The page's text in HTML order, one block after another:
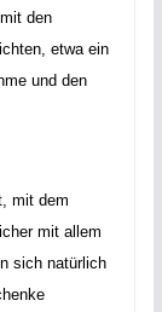
den
etwa ein
und den
mit dem
mit allem
sich natürlich